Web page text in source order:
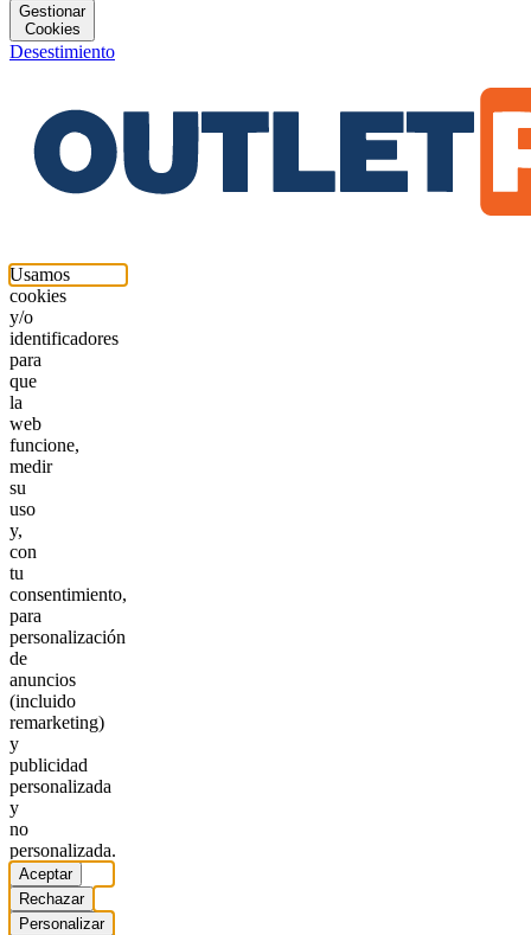
Gestionar
Cookies
Desestimiento
Usamos
cookies
y/o
identificadores
para
que
la
web
funcione,
medir
su
uso
y,
con
tu
consentimiento,
para
personalización
de
anuncios
(incluido
remarketing)
y
publicidad
personalizada
y
no
personalizada.
Aceptar
Rechazar
Personalizar